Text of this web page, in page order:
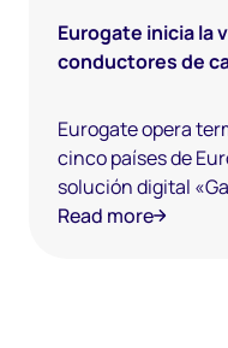
Eurogate inicia la
conductores de
Eurogate opera
cinco países de
solución digital
permite a los
Read more